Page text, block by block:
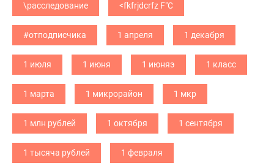
\расследование <fkfrjdcrfz F"C
#отподписчика 1 апреля 1 декабря
1 июля 1 июня 1 июняэ 1 класс
1 марта 1 микрорайон 1 мкр
1 млн рублей 1 октября 1 сентября
1 тысяча рублей 1 февраля